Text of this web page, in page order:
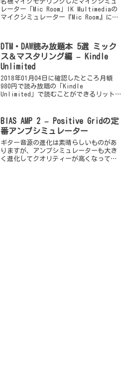
名機マイクモデリングしたマイクシミュ
レーター「Mic Room」IK Multimediaの
マイクシミュレーター『Mic Room』には
ボンマイクが収録されています。使...
DTM・DAW読み放題本 5選 ミック
ス＆マスタリング編 – Kindle
Unlimited
2018年01月04日に確認したところ月額
980円で読み放題の「Kindle
Unlimited」で読むことができるリットー
る何日か前に「リットーミュージックの
音...
BIAS AMP 2 – Positive Gridの定
番アンプシミュレーター
ギター音源の進化は素晴らしいものがあ
りますが、アンプシミュレーターも大き
く進化してクオリティーが高くなってい